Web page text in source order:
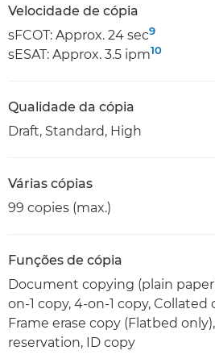
Velocidade de cópia
sFCOT: Approx. 24 sec9
sESAT: Approx. 3.5 ipm10
Qualidade da cópia
Draft, Standard, High
Várias cópias
99 copies (max.)
Funções de cópia
Document copying (plain
on-1 copy, 4-on-1 copy, Collated
Frame erase copy (Flatbed
reservation, ID copy